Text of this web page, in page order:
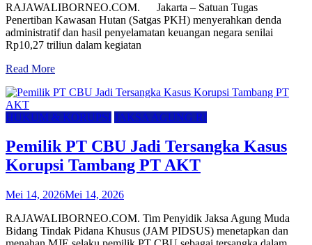
RAJAWALIBORNEO.COM. Jakarta – Satuan Tugas
Penertiban Kawasan Hutan (Satgas PKH) menyerahkan denda
administratif dan hasil penyelamatan keuangan negara senilai
Rp10,27 triliun dalam kegiatan
Read More
HUKUM & KORUPSI JAKSA AGUNG RI
Pemilik PT CBU Jadi Tersangka Kasus
Korupsi Tambang PT AKT
Mei 14, 2026Mei 14, 2026
RAJAWALIBORNEO.COM. Tim Penyidik Jaksa Agung Muda
Bidang Tindak Pidana Khusus (JAM PIDSUS) menetapkan dan